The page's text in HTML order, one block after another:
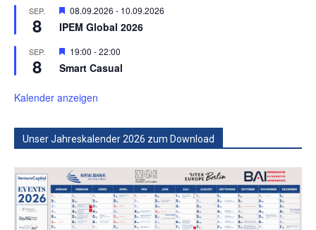
SEP.
8
Hervorgehoben
08.09.2026 - 10.09.2026
IPEM Global 2026
SEP.
8
Hervorgehoben
19:00 -22:00
Smart Casual
Kalender anzeigen
Unser Jahreskalender 2026 zum Download